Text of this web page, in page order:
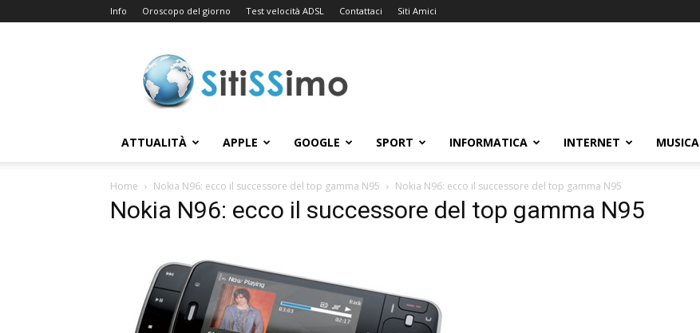
Info Oroscopo del giorno Test velocità ADSL Contattaci Siti Amici
ATTUALITÀ APPLE GOOGLE SPORT INFORMATICA INTERNET MUSICA
Home Nokia N96: ecco il successore del top gamma N95 Nokia N96: ecco il successore del top gamma N95
Nokia N96: ecco il successore del top gamma N95